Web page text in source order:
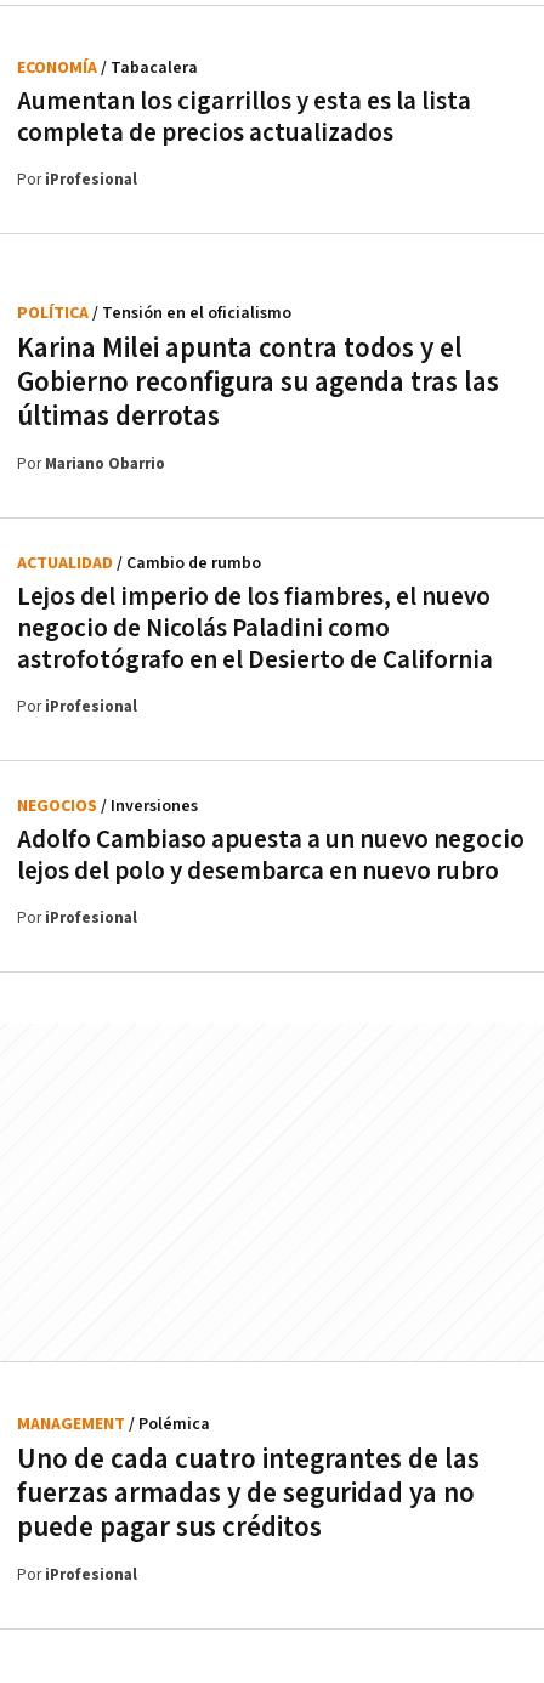
Aumentan los cigarrillos y esta es la lista
completa de precios actualizados
ECONOMÍA/ Tabacalera
PoriProfesional
Karina Milei apunta contra todos y el
Gobierno reconfigura su agenda tras las
últimas derrotas
POLÍTICA/ Tensión en el oficialismo
PorMariano Obarrio
Lejos del imperio de los fiambres, el nuevo
negocio de Nicolás Paladini como
astrofotógrafo en el Desierto de California
ACTUALIDAD / Cambio de rumbo
PoriProfesional
Adolfo Cambiaso apuesta a un nuevo negocio
lejos del polo y desembarca en nuevo rubro
NEGOCIOS / Inversiones
PoriProfesional
Uno de cada cuatro integrantes de las
fuerzas armadas y de seguridad ya no
puede pagar sus créditos
MANAGEMENT / Polémica
PoriProfesional